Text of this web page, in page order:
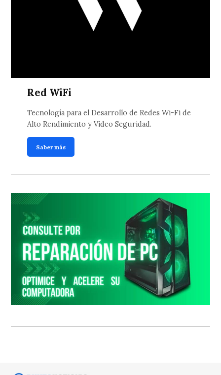
Red WiFi
Tecnología para el Desarrollo de Redes Wi-Fi de
Alto Rendimiento y Video Seguridad.
Saber más